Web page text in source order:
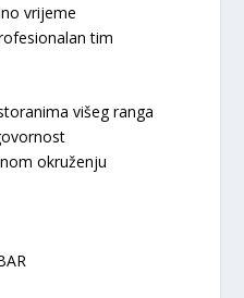
vrijeme
tim
višeg ranga
okruženju